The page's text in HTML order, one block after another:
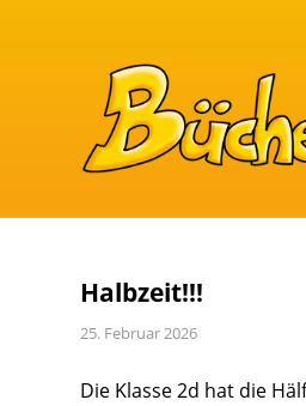
Halbzeit!!!
25. Februar 2026
Die Klasse 2d hat die